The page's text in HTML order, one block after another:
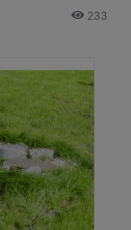
233